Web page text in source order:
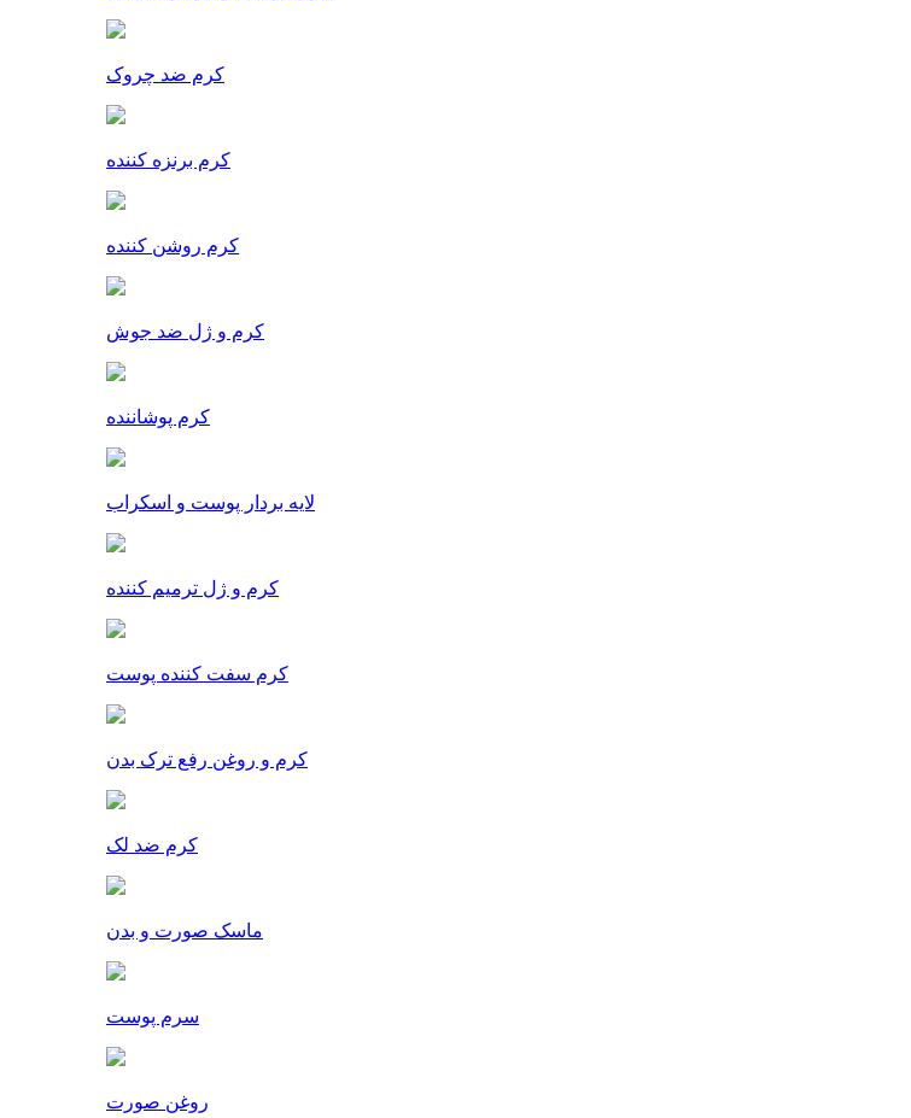
کرم ضد چروک
کرم برنزه کننده
کرم روشن کننده
کرم و ژل ضد جوش
کرم پوشاننده
لایه بردار پوست و اسکراب
کرم و ژل ترمیم کننده
کرم سفت کننده پوست
کرم و روغن رفع ترک بدن
کرم ضد لک
ماسک صورت و بدن
سرم پوست
روغن صورت